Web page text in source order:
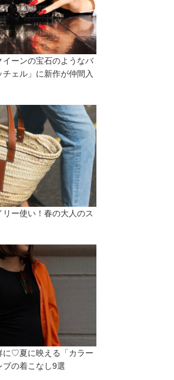
ーンの宝石のようなバ
ェル」に新作が仲間入
リー使い！春の大人のス
に♡夏に映える「カラー
ブの着こなし9選